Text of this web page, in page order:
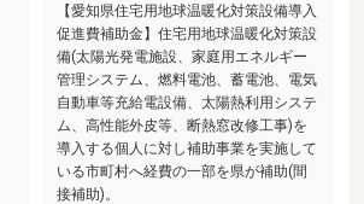
【愛知県住宅用地球温暖化対策設備導入
促進費補助金】住宅用地球温暖化対策設
備(太陽光発電施設、家庭用エネルギー
管理システム、燃料電池、蓄電池、電気
自動車等充給電設備、太陽熱利用システ
ム、高性能外皮等、断熱窓改修工事)を
導入する個人に対し補助事業を実施して
いる市町村へ経費の一部を県が補助(間
接補助)。